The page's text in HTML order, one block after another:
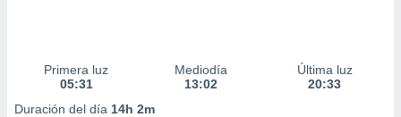
Primera luz
05:31
Mediodía
13:02
Última luz
20:33
Duración del día 14h 2m